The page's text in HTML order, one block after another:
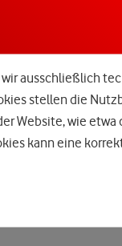
ausschließlich
stellen die
Website, wie
kann eine